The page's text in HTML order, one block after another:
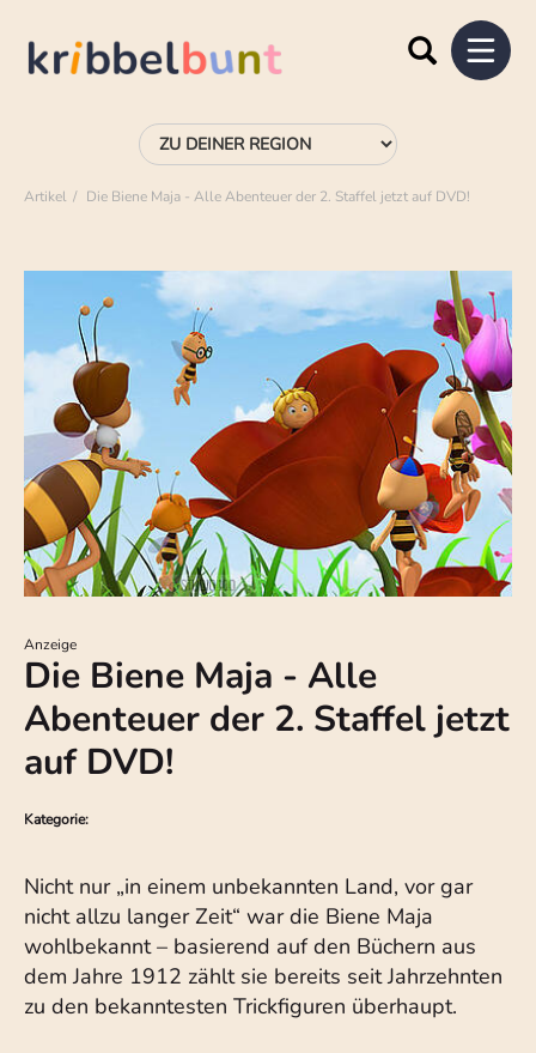
Artikel Die Biene Maja - Alle Abenteuer der 2. Staffel jetzt auf DVD!
Anzeige
Die Biene Maja - Alle
Abenteuer der 2. Staffel jetzt
auf DVD!
Kategorie:
Nicht nur „in einem unbekannten Land, vor gar
nicht allzu langer Zeit“ war die Biene Maja
wohlbekannt – basierend auf den Büchern aus
dem Jahre 1912 zählt sie bereits seit Jahrzehnten
zu den bekanntesten Trickfiguren überhaupt.